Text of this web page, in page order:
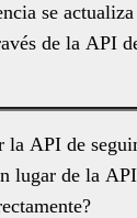
se
de la API
la API de
lugar de la